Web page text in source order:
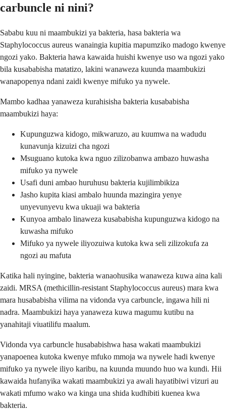
carbuncle ni nini?
Sababu kuu ni maambukizi ya bakteria, hasa bakteria wa
Staphylococcus aureus wanaingia kupitia mapumziko madogo kwenye
ngozi yako. Bakteria hawa kawaida huishi kwenye uso wa ngozi yako
bila kusababisha matatizo, lakini wanaweza kuunda maambukizi
wanapopenya ndani zaidi kwenye mifuko ya nywele.
Mambo kadhaa yanaweza kurahisisha bakteria kusababisha
maambukizi haya:
Kupunguzwa kidogo, mikwaruzo, au kuumwa na wadudu
kunavunja kizuizi cha ngozi
Msuguano kutoka kwa nguo zilizobanwa ambazo huwasha
mifuko ya nywele
Usafi duni ambao huruhusu bakteria kujilimbikiza
Jasho kupita kiasi ambalo huunda mazingira yenye
unyevunyevu kwa ukuaji wa bakteria
Kunyoa ambalo linaweza kusababisha kupunguzwa kidogo na
kuwasha mifuko
Mifuko ya nywele iliyozuiwa kutoka kwa seli zilizokufa za
ngozi au mafuta
Katika hali nyingine, bakteria wanaohusika wanaweza kuwa aina kali
zaidi. MRSA (methicillin-resistant Staphylococcus aureus) mara kwa
mara husababisha vilima na vidonda vya carbuncle, ingawa hili ni
nadra. Maambukizi haya yanaweza kuwa magumu kutibu na
yanahitaji viuatilifu maalum.
Vidonda vya carbuncle husababishwa hasa wakati maambukizi
yanapoenea kutoka kwenye mfuko mmoja wa nywele hadi kwenye
mifuko ya nywele iliyo karibu, na kuunda muundo huo wa kundi. Hii
kawaida hufanyika wakati maambukizi ya awali hayatibiwi vizuri au
wakati mfumo wako wa kinga una shida kudhibiti kuenea kwa
bakteria.